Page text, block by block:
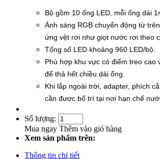
Bộ gồm 10 ống LED, mỗi ống dài
Ánh sáng RGB chuyển động từ
ứng vệt rơi như giọt nước rơi theo
Tổng số LED khoảng 960 LED/bộ.
Phù hợp khu vực có điểm treo cao
để thả hết chiều dài ống.
Khi lắp ngoài trời, adapter, phích
cần được bố trí tại nơi hạn chế
Số lượng:
Mua ngay Thêm vào giỏ hàng
Xem sản phẩm trên:
Thông tin chi tiết